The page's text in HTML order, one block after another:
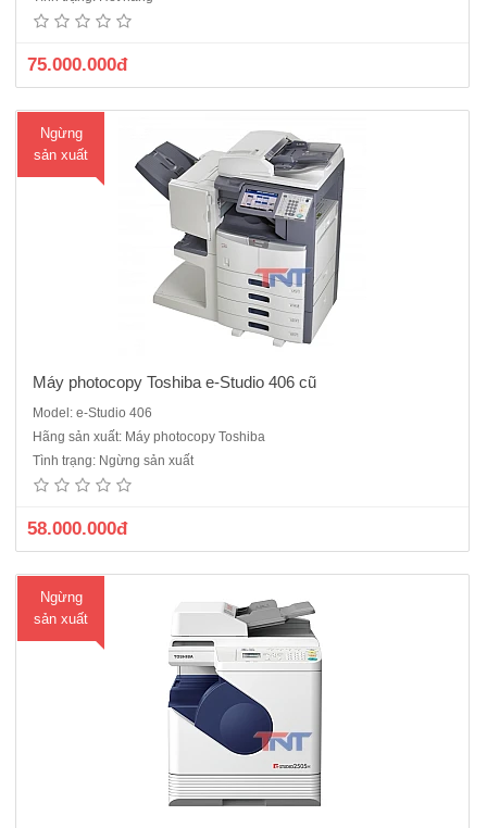
75.000.000đ
Ngừng
sản xuất
bản gốc, Có sẳn: Bộ đảo bản saoĐộ phân giải : 2400 x 600dpi Thời
gian copy bản đầu(s) : 4.7sSố bản copy liên ..
Máy photocopy Toshiba e-Studio 406 cũ
Model: e-Studio 406
Hãng sản xuất: Máy photocopy Toshiba
Tình trạng: Ngừng sản xuất
58.000.000đ
Ngừng
sản xuất
Máy photocopy Toshiba e-Studio E2505H có thể in trực tiếp từ
USBCấu hình chuẩn: Copy, IN mạng, Scan màuCó sẵn bộ tự động
nạp bản gốc -Tốc độ sao chụp: 25 bản A4/phút- Tự động nạp bản gốc-
Khổ giấy sao chụp tối đa: A3/A5R- Bộ nhớ: chuẩn 128 MB- K..